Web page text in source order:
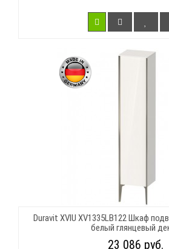
Duravit XVIU XV1335LB122 Шкаф
белый глянцевый
23 086 руб.